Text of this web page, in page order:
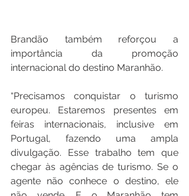
Brandão também reforçou a
importância da promoção
internacional do destino Maranhão.
“Precisamos conquistar o turismo
europeu. Estaremos presentes em
feiras internacionais, inclusive em
Portugal, fazendo uma ampla
divulgação. Esse trabalho tem que
chegar às agências de turismo. Se o
agente não conhece o destino, ele